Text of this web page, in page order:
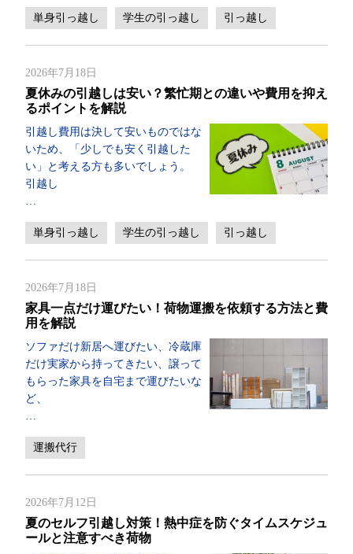
単身引っ越し 学生の引っ越し 引っ越し
2026年7月18日
夏休みの引越しは安い？繁忙期との違いや費用を抑え
るポイントを解説
引越し費用は決して安いものではな
いため、「少しでも安く引越した
い」と考える方も多いでしょう。
引越し
…
単身引っ越し 学生の引っ越し 引っ越し
2026年7月18日
家具一点だけ運びたい！荷物運搬を依頼する方法と費
用を解説
ソファだけ新居へ運びたい、冷蔵庫
だけ実家から持ってきたい、譲って
もらった家具を自宅まで運びたいな
ど、
…
運搬代行
2026年7月12日
夏のセルフ引越し対策！熱中症を防ぐタイムスケジュ
ールと注意すべき荷物